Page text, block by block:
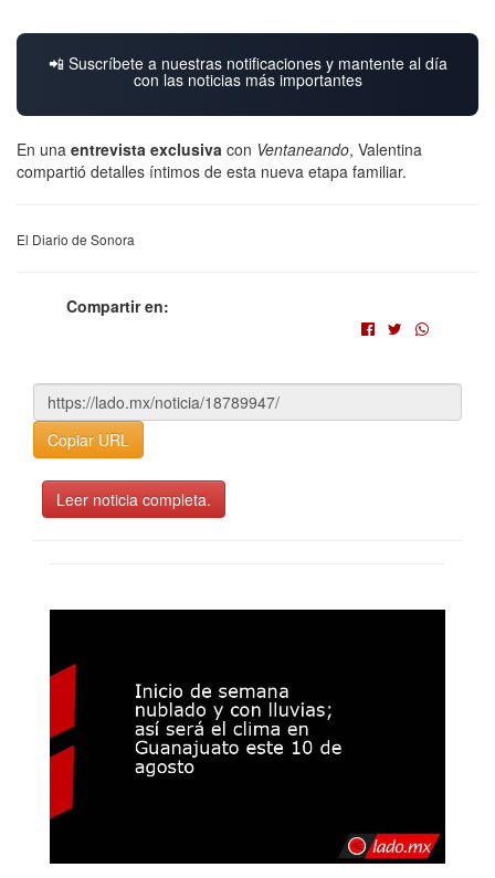
📲 Suscríbete a nuestras notificaciones y mantente al día
con las noticias más importantes
En una entrevista exclusiva con Ventaneando, Valentina
compartió detalles íntimos de esta nueva etapa familiar.
El Diario de Sonora
Compartir en:
Copiar URL
Leer noticia completa.